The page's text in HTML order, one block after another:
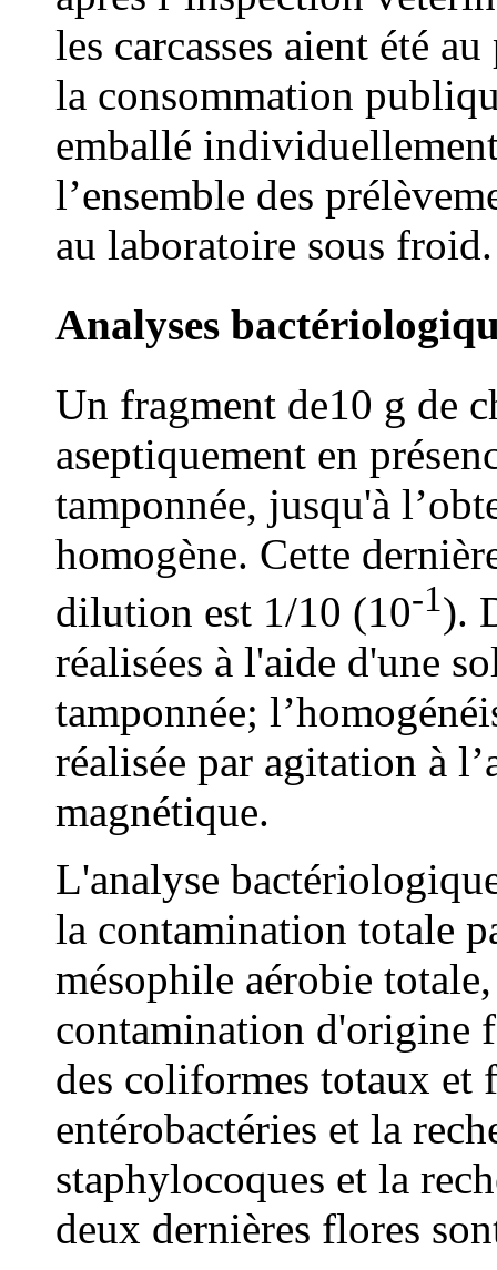
les carcasses aient été
la consommation
emballé
l’ensemble des
au laboratoire sous froid.
Analyses
Un fragment de10 g de
aseptiquement en
tamponnée, jusqu'à
homogène. Cette
dilution est 1/10 (10-1).
réalisées à l'aide d'une
tamponnée;
réalisée par agitation à
magnétique.
L'analyse
la contamination totale
mésophile aérobie
contamination d'origine
des coliformes totaux et
entérobactéries et la
staphylocoques et la
deux dernières flores